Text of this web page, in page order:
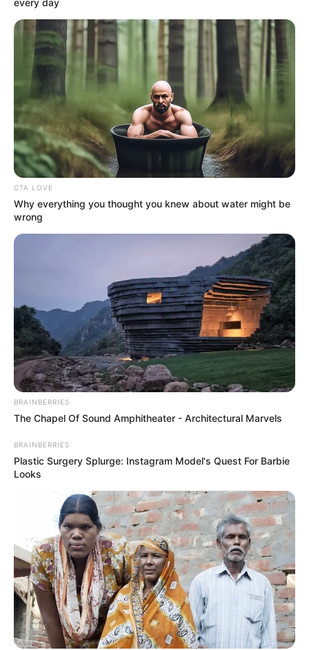
sont annoncés et validés officiellement par le PMU.
Base Turf solide et logique du
Tiercé Quinté du jour
La base turf logique et incontournable du Tiercé
Quarté Quinté du jour, soit des chevaux parmi les
plus cités de la presse du Turf d’où on l’espère une
véritable base fiable et logique.
8 CACHET
every day
CTA LOVE
Why everything you thought you knew about water might be
wrong
BRAINBERRIES
The Chapel Of Sound Amphitheater - Architectural Marvels
BRAINBERRIES
Plastic Surgery Splurge: Instagram Model's Quest For Barbie
Looks